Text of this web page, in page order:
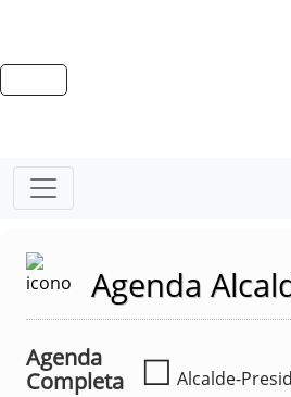
Agenda
Agenda
Completa
☐ Alcalde-